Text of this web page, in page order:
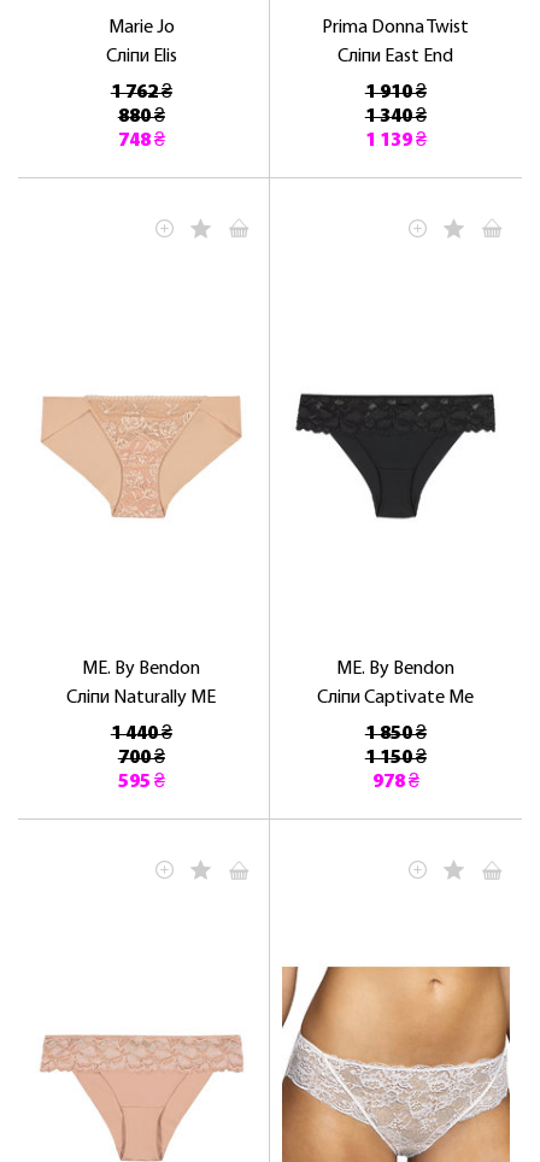
Marie Jo
Сліпи Elis
1 762 ₴
880 ₴
748 ₴
Prima Donna Twist
Сліпи East End
1 910 ₴
1 340 ₴
1 139 ₴
ME. By Bendon
Сліпи Naturally ME
1 440 ₴
700 ₴
595 ₴
ME. By Bendon
Сліпи Captivate Me
1 850 ₴
1 150 ₴
978 ₴